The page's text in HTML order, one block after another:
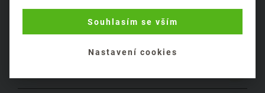
Souhlasím se vším
Nastavení cookies